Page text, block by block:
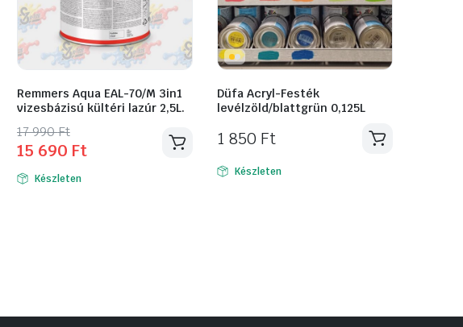
Remmers Aqua EAL-70/M 3in1
vizesbázisú kültéri lazúr 2,5L.
17 990Ft
Original
price
was:
15 690 Ft
Current
price
is:
Ennek
a
terméknek
Készleten
Düfa Acryl-Festék
levélzöld/blattgrün 0,125L
1 850 Ft
Készleten